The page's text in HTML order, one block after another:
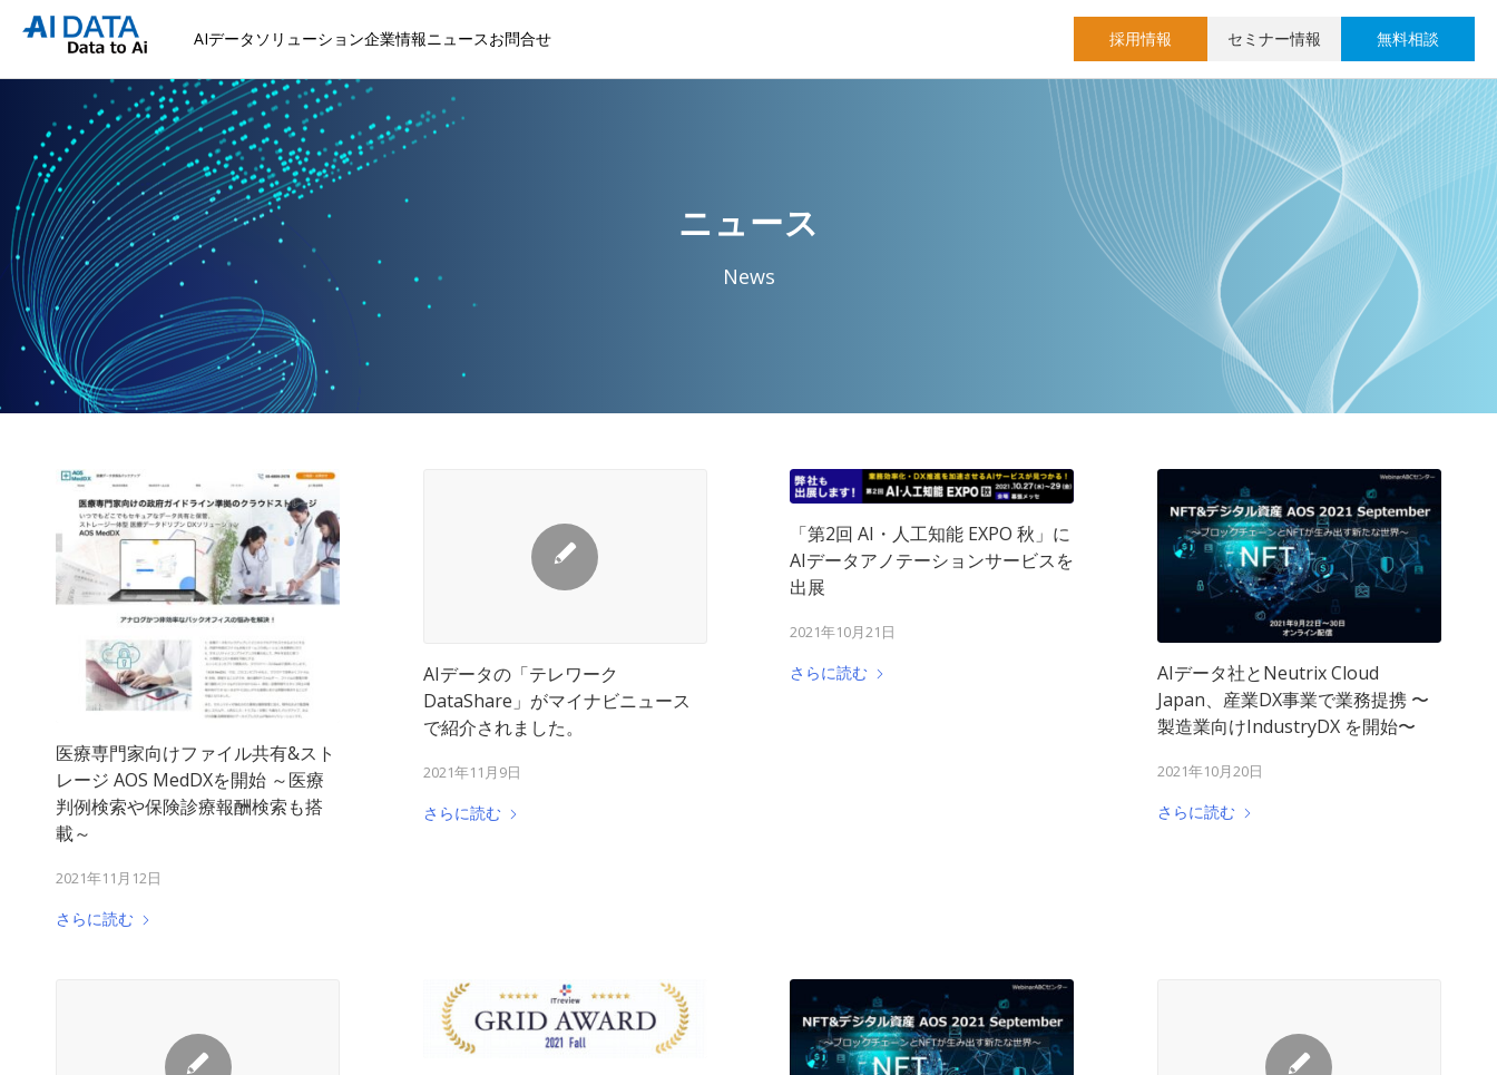
AIデータソリューション企業情報ニュースお問合せ 採用情報 セミナー情報 無料相談
ニュース
News
医療専門家向けファイル共有&スト
レージ AOS MedDXを開始 ～医療
判例検索や保険診療報酬検索も搭
載～
2021年11月12日
さらに読む
AIデータの「テレワーク
DataShare」がマイナビニュース
で紹介されました。
2021年11月9日
さらに読む
「第2回 AI・人工知能 EXPO 秋」に
AIデータアノテーションサービスを
出展
2021年10月21日
さらに読む
AIデータ社とNeutrix Cloud
Japan、産業DX事業で業務提携 〜
製造業向けIndustryDX を開始〜
2021年10月20日
さらに読む